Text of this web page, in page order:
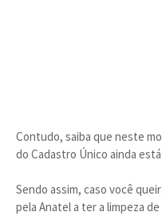
Contudo, saiba que neste
do Cadastro Único ainda
Sendo assim, caso você
pela Anatel a ter a limpeza